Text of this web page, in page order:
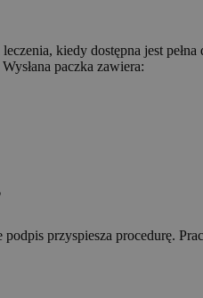
kiedy dostępna jest
paczka zawiera:
podpis przyspiesza procedurę.